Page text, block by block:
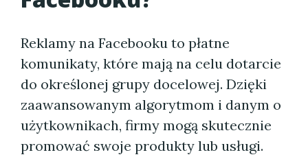
Reklamy na Facebooku to płatne
komunikaty, które mają na celu dotarcie
do określonej grupy docelowej. Dzięki
zaawansowanym algorytmom i danym o
użytkownikach, firmy mogą skutecznie
promować swoje produkty lub usługi.